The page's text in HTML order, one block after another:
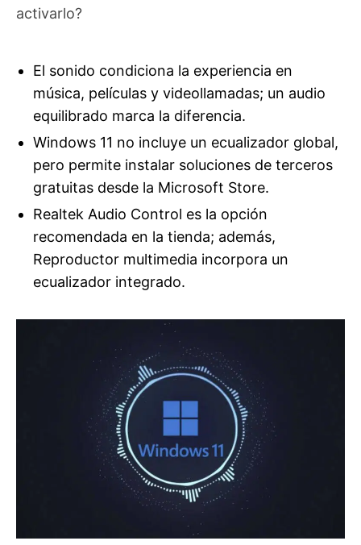
activarlo?
El sonido condiciona la experiencia en
música, películas y videollamadas; un audio
equilibrado marca la diferencia.
Windows 11 no incluye un ecualizador global,
pero permite instalar soluciones de terceros
gratuitas desde la Microsoft Store.
Realtek Audio Control es la opción
recomendada en la tienda; además,
Reproductor multimedia incorpora un
ecualizador integrado.